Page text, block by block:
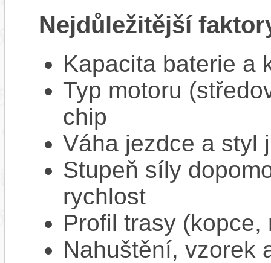
Nejdůležitější
Kapacita baterie a
Typ motoru
chip
Váha jezdce a styl
Stupeň síly
rychlost
Profil trasy
Nahuštění, vzorek